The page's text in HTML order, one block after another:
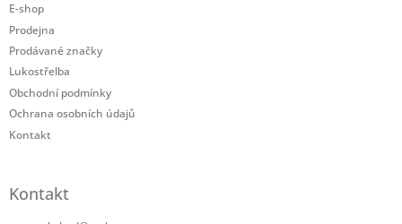
E-shop
Prodejna
Prodávané značky
Lukostřelba
Obchodní podmínky
Ochrana osobních údajů
Kontakt
Kontakt